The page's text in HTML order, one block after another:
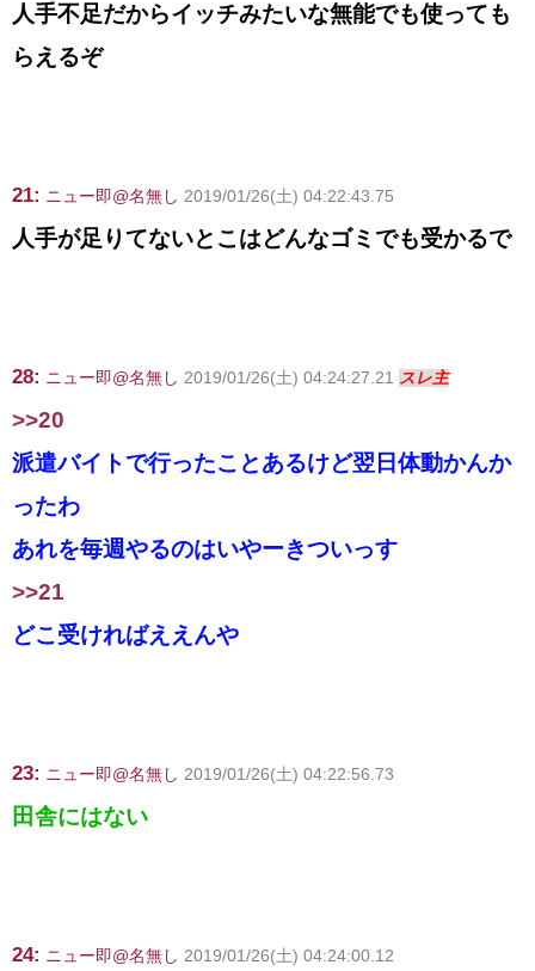
人手不足だからイッチみたいな無能でも使っても
らえるぞ
21: ニュー即@名無し 2019/01/26(土) 04:22:43.75
人手が足りてないとこはどんなゴミでも受かるで
28: ニュー即@名無し 2019/01/26(土) 04:24:27.21 スレ主
>>20
派遣バイトで行ったことあるけど翌日体動かんか
ったわ
あれを毎週やるのはいやーきついっす
>>21
どこ受ければええんや
23: ニュー即@名無し 2019/01/26(土) 04:22:56.73
田舎にはない
24: ニュー即@名無し 2019/01/26(土) 04:24:00.12